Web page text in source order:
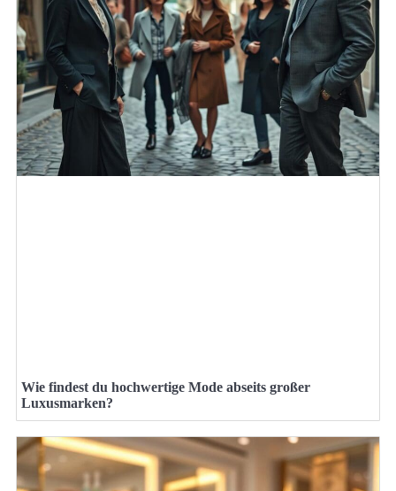
Wie findest du hochwertige Mode abseits großer
Luxusmarken?